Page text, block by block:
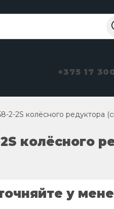
+375 17
2-2S колёсного редуктора
колёсного
у